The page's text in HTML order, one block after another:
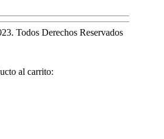
Todos Derechos Reservados
al carrito: